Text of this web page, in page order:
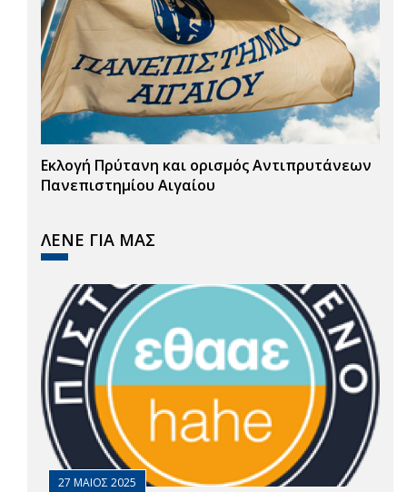
Εκλογή Πρύτανη και ορισμός Αντιπρυτάνεων
Πανεπιστημίου Αιγαίου
ΛΕΝΕ ΓΙΑ ΜΑΣ
27 ΜΑΙΟΣ 2025